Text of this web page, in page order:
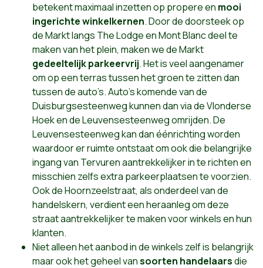
betekent maximaal inzetten op propere en mooi
ingerichte winkelkernen. Door de doorsteek op
de Markt langs The Lodge en Mont Blanc deel te
maken van het plein, maken we de Markt
gedeeltelijk parkeervrij. Het is veel aangenamer
om op een terras tussen het groen te zitten dan
tussen de auto’s. Auto’s komende van de
Duisburgsesteenweg kunnen dan via de Vlonderse
Hoek en de Leuvensesteenweg omrijden. De
Leuvensesteenweg kan dan éénrichting worden
waardoor er ruimte ontstaat om ook die belangrijke
ingang van Tervuren aantrekkelijker in te richten en
misschien zelfs extra parkeerplaatsen te voorzien.
Ook de Hoornzeelstraat, als onderdeel van de
handelskern, verdient een heraanleg om deze
straat aantrekkelijker te maken voor winkels en hun
klanten.
Niet alleen het aanbod in de winkels zelf is belangrijk
maar ook het geheel vansoorten handelaarsdie